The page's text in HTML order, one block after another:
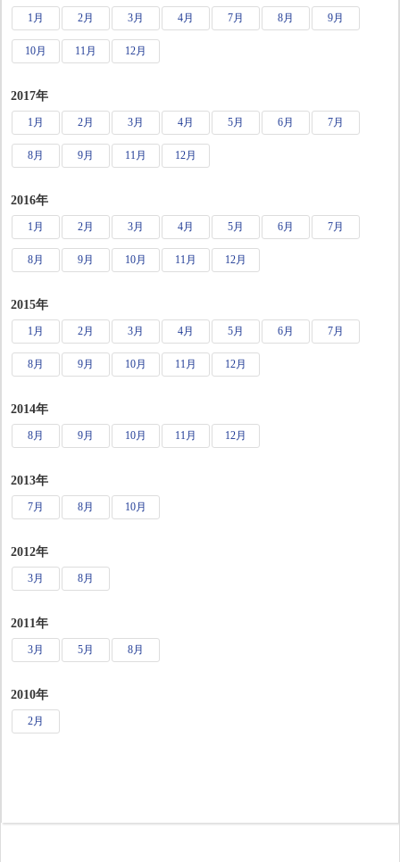
1月 2月 3月 4月 7月 8月 9月
10月 11月 12月
2017年
1月 2月 3月 4月 5月 6月 7月
8月 9月 11月 12月
2016年
1月 2月 3月 4月 5月 6月 7月
8月 9月 10月 11月 12月
2015年
1月 2月 3月 4月 5月 6月 7月
8月 9月 10月 11月 12月
2014年
8月 9月 10月 11月 12月
2013年
7月 8月 10月
2012年
3月 8月
2011年
3月 5月 8月
2010年
2月